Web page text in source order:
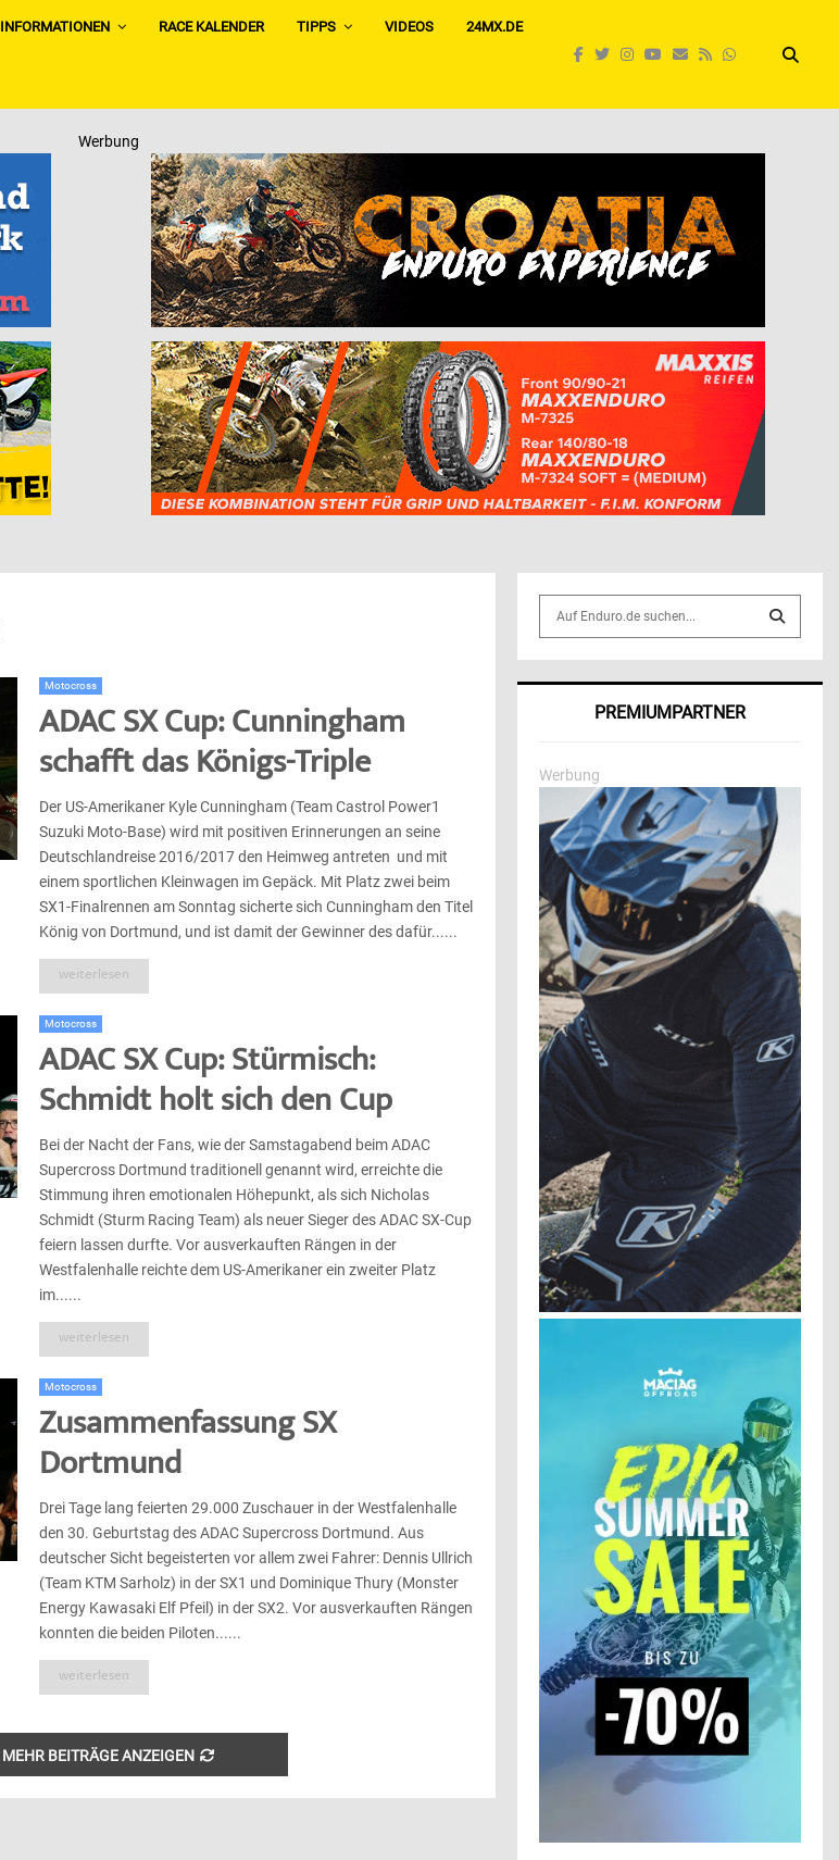
INFORMATIONEN RACE KALENDER TIPPS VIDEOS 24MX.DE
Werbung
Motocross
ADAC SX Cup: Cunningham
schafft das Königs-Triple
Der US-Amerikaner Kyle Cunningham (Team Castrol Power1
Suzuki Moto-Base) wird mit positiven Erinnerungen an seine
Deutschlandreise 2016/2017 den Heimweg antreten  und mit
einem sportlichen Kleinwagen im Gepäck. Mit Platz zwei beim
SX1-Finalrennen am Sonntag sicherte sich Cunningham den Titel
König von Dortmund, und ist damit der Gewinner des dafür......
weiterlesen
Motocross
ADAC SX Cup: Stürmisch:
Schmidt holt sich den Cup
Bei der Nacht der Fans, wie der Samstagabend beim ADAC
Supercross Dortmund traditionell genannt wird, erreichte die
Stimmung ihren emotionalen Höhepunkt, als sich Nicholas
Schmidt (Sturm Racing Team) als neuer Sieger des ADAC SX-Cup
feiern lassen durfte. Vor ausverkauften Rängen in der
Westfalenhalle reichte dem US-Amerikaner ein zweiter Platz
im......
weiterlesen
Motocross
Zusammenfassung SX
Dortmund
Drei Tage lang feierten 29.000 Zuschauer in der Westfalenhalle
den 30. Geburtstag des ADAC Supercross Dortmund. Aus
deutscher Sicht begeisterten vor allem zwei Fahrer: Dennis Ullrich
(Team KTM Sarholz) in der SX1 und Dominique Thury (Monster
Energy Kawasaki Elf Pfeil) in der SX2. Vor ausverkauften Rängen
konnten die beiden Piloten......
weiterlesen
MEHR BEITRÄGE ANZEIGEN
o
r
S
R
C
PREMIUMPARTNER
Werbung